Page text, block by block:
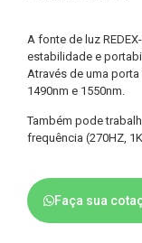
A fonte de luz
estabilidade e
Através de uma porta
1490nm e 1550nm.
Também pode
frequência (270HZ,
Faça sua